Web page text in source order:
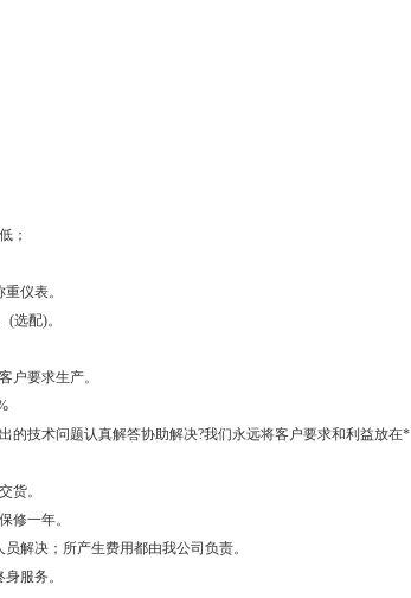
；
仪表。
选配)。
户要求生产。
的技术问题认真解答协助解决?我们永远将客户要求和利益放在*
货。
修一年。
解决；所产生费用都由我公司负责。
服务。